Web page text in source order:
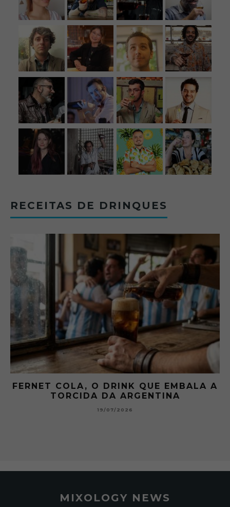
RECEITAS DE DRINQUES
FERNET COLA, O DRINK QUE EMBALA A
TORCIDA DA ARGENTINA
19/07/2026
MIXOLOGY NEWS